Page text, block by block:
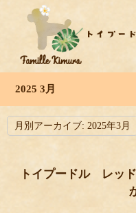
2025 3月
月別アーカイブ: 2025年3月
トイプードル レ